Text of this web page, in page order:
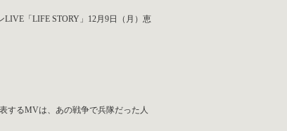
「LIFE STORY」12月9日（月）恵
するMVは、あの戦争で兵隊だった人